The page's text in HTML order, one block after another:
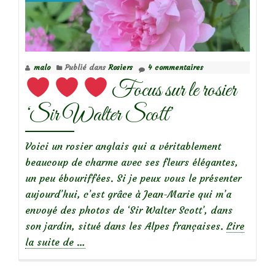
le
rosier
‘Charles
Rennie
Mackintosh’
malo Publié dans Rosiers 4 commentaires
Focus sur le rosier
‘Sir Walter Scott’
Voici un rosier anglais qui a véritablement
beaucoup de charme avec ses fleurs élégantes,
un peu ébouriffées. Si je peux vous le présenter
aujourd’hui, c’est grâce à Jean-Marie qui m’a
envoyé des photos de ‘Sir Walter Scott’, dans
son jardin, situé dans les Alpes françaises. Lire
la suite de à
…